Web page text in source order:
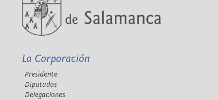
La Corporación
Presidente
Diputados
Delegaciones